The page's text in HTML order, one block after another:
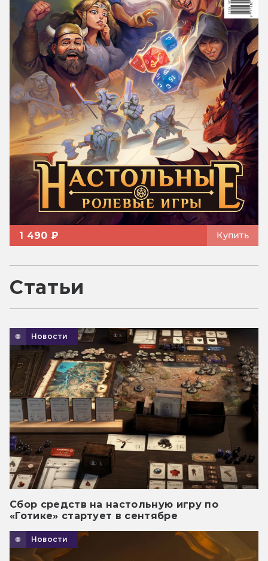
1 490 ₽ Купить
Статьи
Новости
Сбор средств на настольную игру по
«Готике» стартует в сентябре
Новости